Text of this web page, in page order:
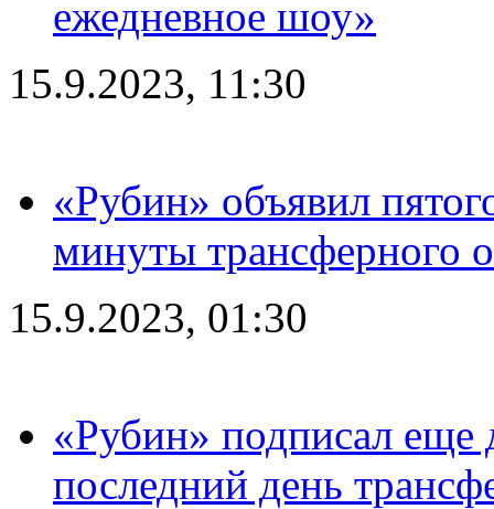
ежедневное шоу»
15.9.2023, 11:30
«Рубин» объявил
минуты трансферного
15.9.2023, 01:30
«Рубин» подписал еще
последний день